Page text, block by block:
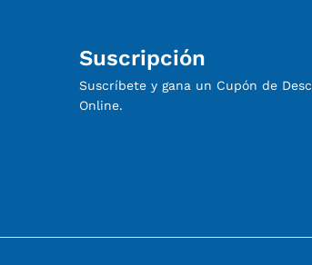
Suscripción
Suscríbete y gana un Cupón de
Online.